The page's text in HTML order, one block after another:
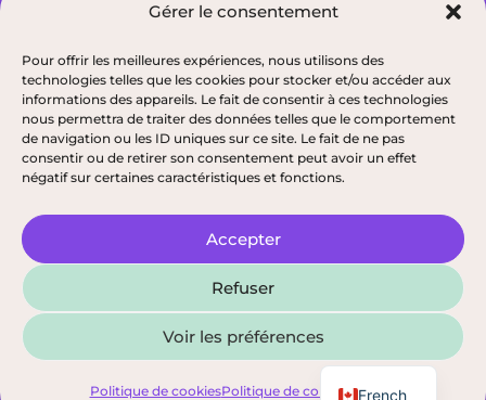
Gérer le consentement
Pour offrir les meilleures expériences, nous utilisons des
technologies telles que les cookies pour stocker et/ou accéder aux
informations des appareils. Le fait de consentir à ces technologies
nous permettra de traiter des données telles que le comportement
de navigation ou les ID uniques sur ce site. Le fait de ne pas
consentir ou de retirer son consentement peut avoir un effet
négatif sur certaines caractéristiques et fonctions.
Accepter
Refuser
Voir les préférences
Politique de cookiesPolitique de confidentialité
Bureau à Québec : 5075 Wilfrid-Hamel Blvd
bureau 215, G2E 5G3
Bureau à Alma : 193 Bd de Quen, G8B 5N3
Politique de confidentialité|Permis de l’ODNQ de nos nutritionnistes
© 2026, Tous droits réservés, Épithélia, Clinique
French
English